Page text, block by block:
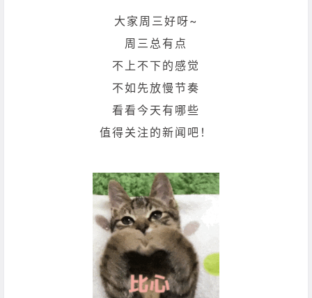
大家周三好呀~
周三总有点
不上不下的感觉
不如先放慢节奏
看看今天有哪些
值得关注的新闻吧！